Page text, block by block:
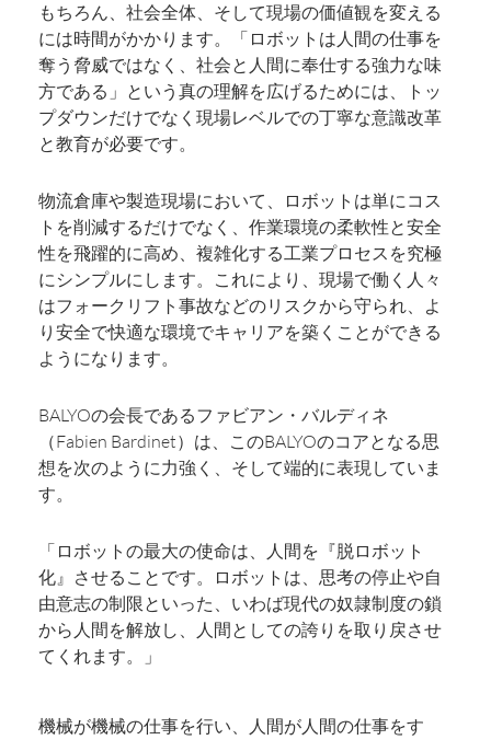
もちろん、社会全体、そして現場の価値観を変える
には時間がかかります。「ロボットは人間の仕事を
奪う脅威ではなく、社会と人間に奉仕する強力な味
方である」という真の理解を広げるためには、トッ
プダウンだけでなく現場レベルでの丁寧な意識改革
と教育が必要です。
物流倉庫や製造現場において、ロボットは単にコス
トを削減するだけでなく、作業環境の柔軟性と安全
性を飛躍的に高め、複雑化する工業プロセスを究極
にシンプルにします。これにより、現場で働く人々
はフォークリフト事故などのリスクから守られ、よ
り安全で快適な環境でキャリアを築くことができる
ようになります。
BALYOの会長であるファビアン・バルディネ
（Fabien Bardinet）は、このBALYOのコアとなる思
想を次のように力強く、そして端的に表現していま
す。
「ロボットの最大の使命は、人間を『脱ロボット
化』させることです。ロボットは、思考の停止や自
由意志の制限といった、いわば現代の奴隷制度の鎖
から人間を解放し、人間としての誇りを取り戻させ
てくれます。」
機械が機械の仕事を行い、人間が人間の仕事をす